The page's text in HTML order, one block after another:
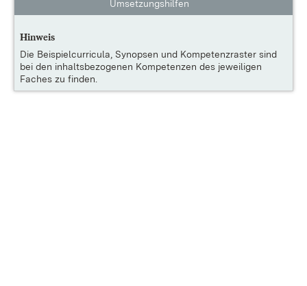
Umsetzungshilfen
Hinweis
Die Beispielcurricula, Synopsen und Kompetenzraster sind
bei den inhaltsbezogenen Kompetenzen des jeweiligen
Faches zu finden.